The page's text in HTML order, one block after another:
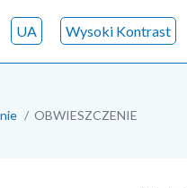
Wysoki Kontrast
UA
OBWIESZCZENIE